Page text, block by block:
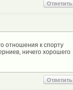
Ответить
отношения к спорту
ничего хорошего
Ответить